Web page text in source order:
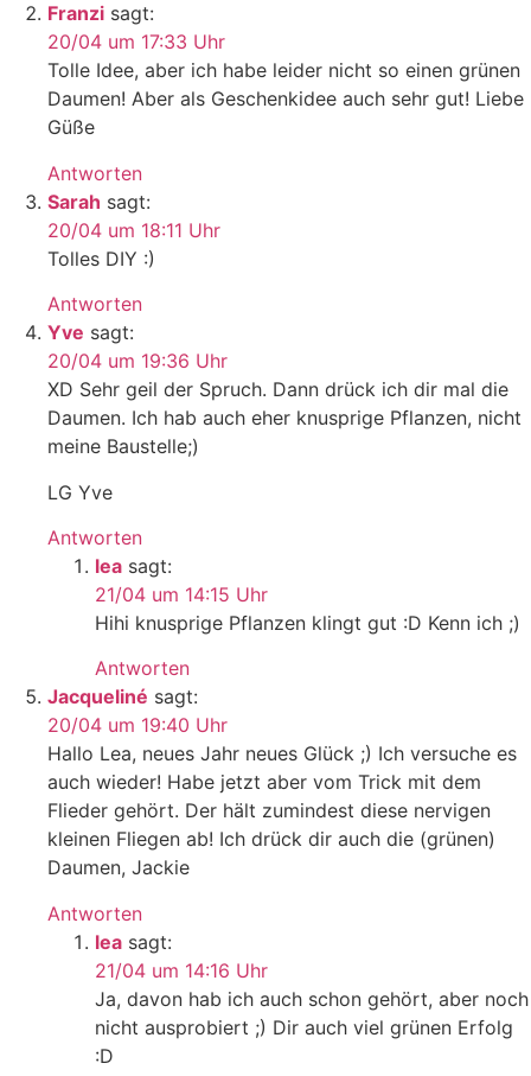
Franzi sagt:
20/04 um 17:33 Uhr
Tolle Idee, aber ich habe leider nicht so einen grünen
Daumen! Aber als Geschenkidee auch sehr gut! Liebe
Güße
Antworten
Sarah sagt:
20/04 um 18:11 Uhr
Tolles DIY :)
Antworten
Yve sagt:
20/04 um 19:36 Uhr
XD Sehr geil der Spruch. Dann drück ich dir mal die
Daumen. Ich hab auch eher knusprige Pflanzen, nicht
meine Baustelle;)
LG Yve
Antworten
lea sagt:
21/04 um 14:15 Uhr
Hihi knusprige Pflanzen klingt gut :D Kenn ich ;)
Antworten
Jacqueliné sagt:
20/04 um 19:40 Uhr
Hallo Lea, neues Jahr neues Glück ;) Ich versuche es
auch wieder! Habe jetzt aber vom Trick mit dem
Flieder gehört. Der hält zumindest diese nervigen
kleinen Fliegen ab! Ich drück dir auch die (grünen)
Daumen, Jackie
Antworten
lea sagt:
21/04 um 14:16 Uhr
Ja, davon hab ich auch schon gehört, aber noch
nicht ausprobiert ;) Dir auch viel grünen Erfolg
:D